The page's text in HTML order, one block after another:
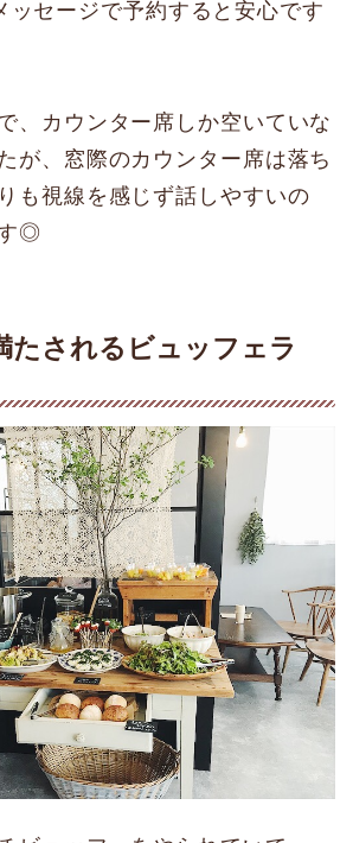
ッセージで予約すると安心です
、カウンター席しか空いていな
が、窓際のカウンター席は落ち
も視線を感じず話しやすいの
◎
たされる ビュッフェラ